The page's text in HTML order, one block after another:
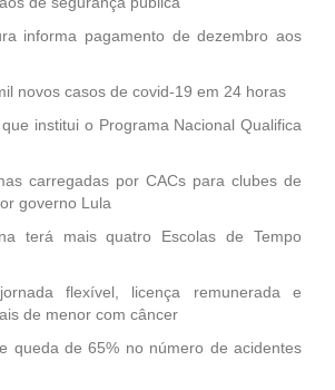
informa pagamento de dezembro aos
novos casos de covid-19 em 24 horas
institui o Programa Nacional Qualifica
carregadas por CACs para clubes de
governo Lula
terá mais quatro Escolas de Tempo
flexível, licença remunerada e
de menor com câncer
queda de 65% no número de acidentes